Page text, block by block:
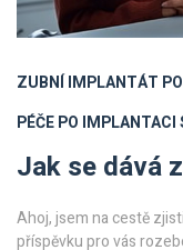
ZUBNÍ IMPLANTÁT
PÉČE PO IMPLANTACI
Jak se dává
Ahoj, jsem na cestě
příspěvku pro vás